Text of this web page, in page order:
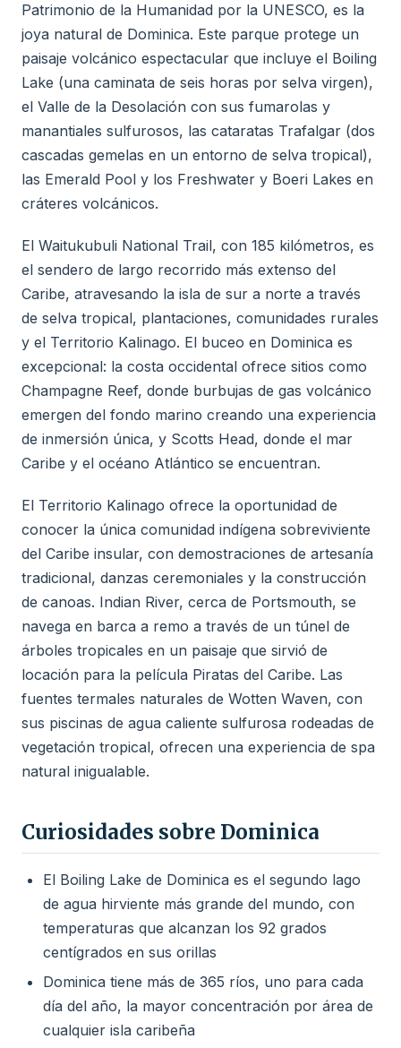
Patrimonio de la Humanidad por la UNESCO, es la
joya natural de Dominica. Este parque protege un
paisaje volcánico espectacular que incluye el Boiling
Lake (una caminata de seis horas por selva virgen),
el Valle de la Desolación con sus fumarolas y
manantiales sulfurosos, las cataratas Trafalgar (dos
cascadas gemelas en un entorno de selva tropical),
las Emerald Pool y los Freshwater y Boeri Lakes en
cráteres volcánicos.
El Waitukubuli National Trail, con 185 kilómetros, es
el sendero de largo recorrido más extenso del
Caribe, atravesando la isla de sur a norte a través
de selva tropical, plantaciones, comunidades rurales
y el Territorio Kalinago. El buceo en Dominica es
excepcional: la costa occidental ofrece sitios como
Champagne Reef, donde burbujas de gas volcánico
emergen del fondo marino creando una experiencia
de inmersión única, y Scotts Head, donde el mar
Caribe y el océano Atlántico se encuentran.
El Territorio Kalinago ofrece la oportunidad de
conocer la única comunidad indígena sobreviviente
del Caribe insular, con demostraciones de artesanía
tradicional, danzas ceremoniales y la construcción
de canoas. Indian River, cerca de Portsmouth, se
navega en barca a remo a través de un túnel de
árboles tropicales en un paisaje que sirvió de
locación para la película Piratas del Caribe. Las
fuentes termales naturales de Wotten Waven, con
sus piscinas de agua caliente sulfurosa rodeadas de
vegetación tropical, ofrecen una experiencia de spa
natural inigualable.
Curiosidades sobre Dominica
El Boiling Lake de Dominica es el segundo lago
de agua hirviente más grande del mundo, con
temperaturas que alcanzan los 92 grados
centígrados en sus orillas
Dominica tiene más de 365 ríos, uno para cada
día del año, la mayor concentración por área de
cualquier isla caribeña